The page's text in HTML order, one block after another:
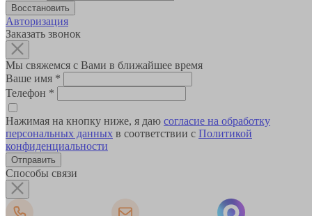
Авторизация
Заказать звонок
Мы свяжемся с Вами в ближайшее время
Ваше имя *
Телефон *
Нажимая на кнопку ниже, я даю согласие на обработку
персональных данных в соответствии с Политикой
конфиденциальности
Способы связи